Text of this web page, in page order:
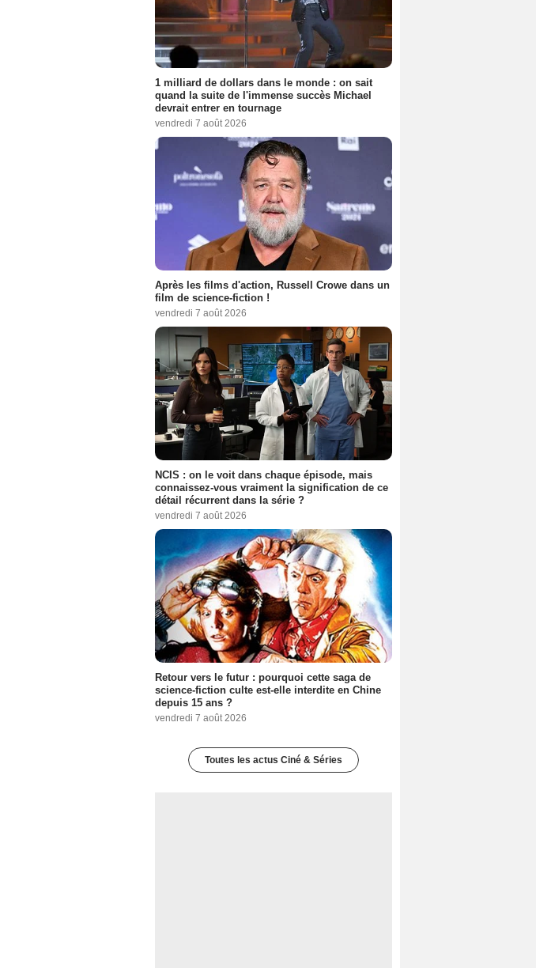
1 milliard de dollars dans le monde : on sait
quand la suite de l'immense succès Michael
devrait entrer en tournage
vendredi 7 août 2026
Après les films d'action, Russell Crowe dans un
film de science-fiction !
vendredi 7 août 2026
NCIS : on le voit dans chaque épisode, mais
connaissez-vous vraiment la signification de ce
détail récurrent dans la série ?
vendredi 7 août 2026
Retour vers le futur : pourquoi cette saga de
science-fiction culte est-elle interdite en Chine
depuis 15 ans ?
vendredi 7 août 2026
Toutes les actus Ciné & Séries